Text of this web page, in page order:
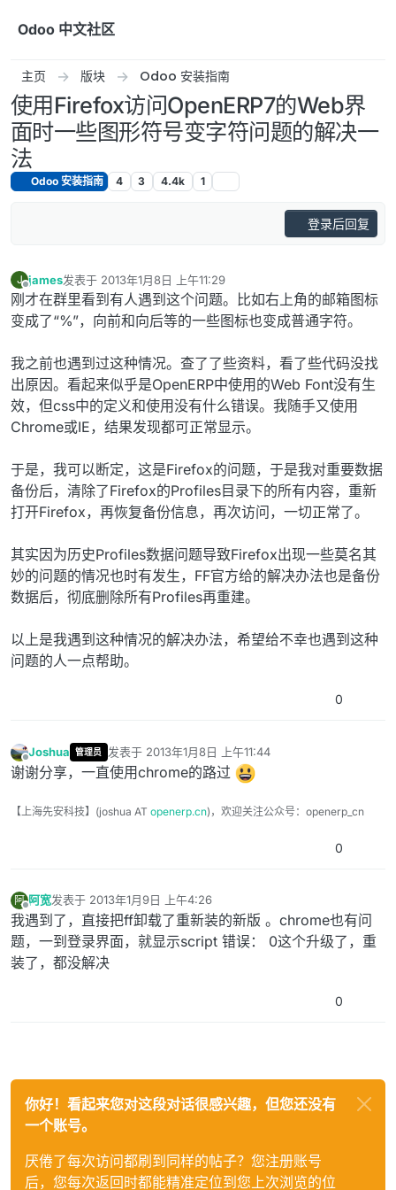
Odoo 中文社区
主页 版块 Odoo 安装指南
使用Firefox访问OpenERP7的Web界
面时一些图形符号变字符问题的解决一
法
Odoo 安装指南 4 3 4.4k 1
登录后回复
J
离线
james发表于 2013年1月8日 上午11:29
最后由 编辑
刚才在群里看到有人遇到这个问题。比如右上角的邮箱图标
变成了“%”，向前和向后等的一些图标也变成普通字符。
我之前也遇到过这种情况。查了了些资料，看了些代码没找
出原因。看起来似乎是OpenERP中使用的Web Font没有生
效，但css中的定义和使用没有什么错误。我随手又使用
Chrome或IE，结果发现都可正常显示。
于是，我可以断定，这是Firefox的问题，于是我对重要数据
备份后，清除了Firefox的Profiles目录下的所有内容，重新
打开Firefox，再恢复备份信息，再次访问，一切正常了。
其实因为历史Profiles数据问题导致Firefox出现一些莫名其
妙的问题的情况也时有发生，FF官方给的解决办法也是备份
数据后，彻底删除所有Profiles再重建。
以上是我遇到这种情况的解决办法，希望给不幸也遇到这种
问题的人一点帮助。
0
离线
Joshua 管理员 发表于 2013年1月8日 上午11:44
最后由 编辑
谢谢分享，一直使用chrome的路过
【上海先安科技】(joshua AT openerp.cn)，欢迎关注公众号：openerp_cn
0
阿
离线
阿宽发表于 2013年1月9日 上午4:26
最后由 编辑
我遇到了，直接把ff卸载了重新装的新版 。chrome也有问
题，一到登录界面，就显示script 错误： 0这个升级了，重
装了，都没解决
0
你好！看起来您对这段对话很感兴趣，但您还没有
一个账号。
厌倦了每次访问都刷到同样的帖子？您注册账号
后，您每次返回时都能精准定位到您上次浏览的位